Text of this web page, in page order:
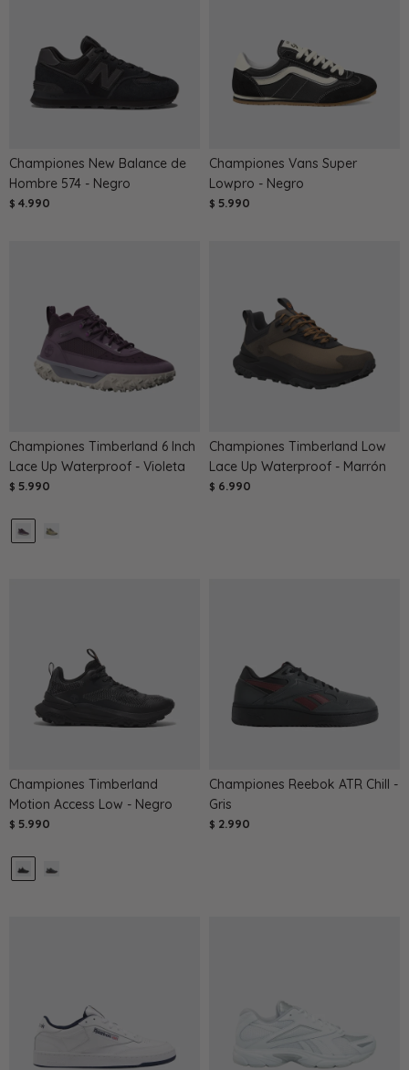
Championes New Balance de
Hombre 574 - Negro
$ 4.990
Championes Vans Super
Lowpro - Negro
$ 5.990
Championes Timberland 6 Inch
Lace Up Waterproof - Violeta
$ 5.990
Championes Timberland Low
Lace Up Waterproof - Marrón
$ 6.990
Championes Timberland
Motion Access Low - Negro
$ 5.990
Championes Reebok ATR Chill -
Gris
$ 2.990